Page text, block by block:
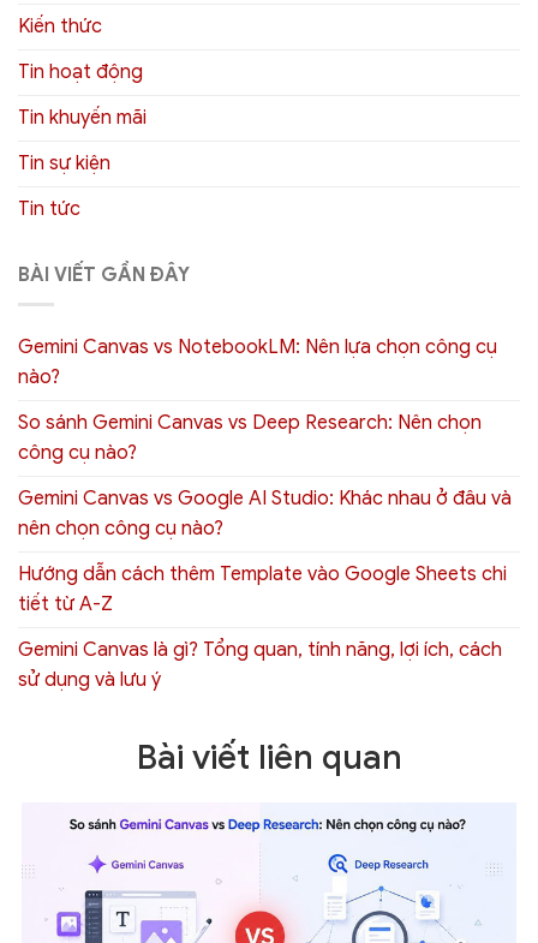
Kiến thức
Tin hoạt động
Tin khuyến mãi
Tin sự kiện
Tin tức
BÀI VIẾT GẦN ĐÂY
Gemini Canvas vs NotebookLM: Nên lựa chọn công cụ
nào?
So sánh Gemini Canvas vs Deep Research: Nên chọn
công cụ nào?
Gemini Canvas vs Google AI Studio: Khác nhau ở đâu và
nên chọn công cụ nào?
Hướng dẫn cách thêm Template vào Google Sheets chi
tiết từ A-Z
Gemini Canvas là gì? Tổng quan, tính năng, lợi ích, cách
sử dụng và lưu ý
Bài viết liên quan